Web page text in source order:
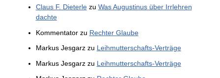
Claus F. Dieterlezu Was Augustinus über Irrlehren
dachte
Kommentatorzu Rechter Glaube
Markus Jesgarzzu Leihmutterschafts-Verträge
Markus Jesgarzzu Leihmutterschafts-Verträge